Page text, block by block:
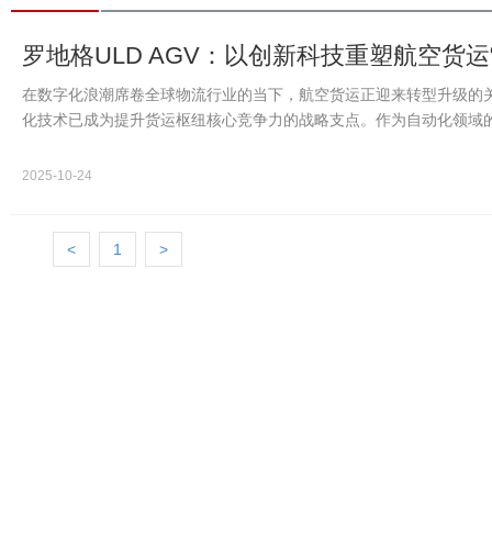
罗地格ULD AGV：以创新科技重塑航空货运
在数字化浪潮席卷全球物流行业的当下，航空货运正迎来转型升级
化技术已成为提升货运枢纽核心竞争力的战略支点。作为自动化领
2025-10-24
< 1 >